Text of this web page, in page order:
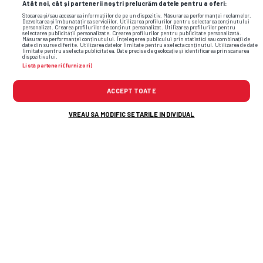
Atât noi, cât și partenerii noștri prelucrăm datele pentru a oferi:
Stocarea și/sau accesarea informațiilor de pe un dispozitiv. Măsurarea performanței reclamelor.
Dezvoltarea și îmbunătățirea serviciilor. Utilizarea profilurilor pentru selectarea conținutului
personalizat. Crearea profilurilor de conținut personalizat. Utilizarea profilurilor pentru
selectarea publicității personalizate. Crearea profilurilor pentru publicitate personalizată.
Măsurarea performanței conținutului. Înțelegerea publicului prin statistici sau combinații de
date din surse diferite. Utilizarea datelor limitate pentru a selecta conținutul. Utilizarea de date
limitate pentru a selecta publicitatea. Date precise de geolocație și identificarea prin scanarea
dispozitivului.
Listă parteneri (furnizori)
ACCEPT TOATE
VREAU SA MODIFIC SETARILE INDIVIDUAL